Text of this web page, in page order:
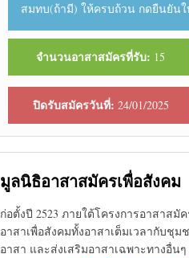
สมทบ(ถ้ามี) ให้ครบถ้วน กดยืนยัน
จำนวนอาสาสมัครที่รับ: 15
ปิดรับสมัครวันที่: 24/01/2025
มูลนิธิอาสาสมัครเพื่อสังคม
ก่อตั้งปี 2523 ภายใต้โครงการอาสาส
อาสาเพื่อสังคมทั้งอาสาเต็มเวลากับชุ
อาสา และส่งเสริมอาสาเฉพาะทางอื่